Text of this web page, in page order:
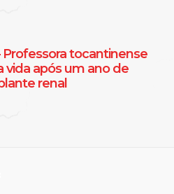
Professora tocantinense
vida após um ano de
renal